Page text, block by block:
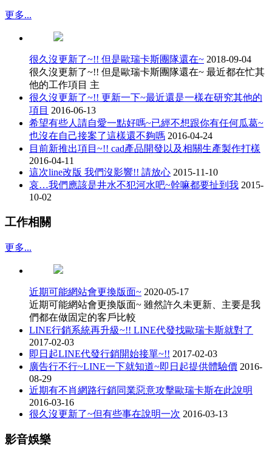
更多...
很久沒更新了~!! 但是歐瑞卡斯團隊還在~ 2018-09-04
很久沒更新了~!! 但是歐瑞卡斯團隊還在~ 最近都在忙其
他的工作項目 主
很久沒更新了~!! 更新一下~最近還是一樣在研究其他的
項目 2016-06-13
希望有些人請自愛一點好嗎~已經不想跟你有任何瓜葛~
也沒在自己接案了這樣還不夠嗎 2016-04-24
目前新推出項目~!! cad產品開發以及相關生產製作打樣
2016-04-11
這次line改版 我們沒影響!! 請放心 2015-11-10
哀…我們應該是井水不犯河水吧~幹嘛都要扯到我 2015-
10-02
工作相關
更多...
近期可能網站會更換版面~ 2020-05-17
近期可能網站會更換版面~ 雖然許久未更新、主要是我
們都在做固定的客戶比較
LINE行銷系統再升級~!! LINE代發找歐瑞卡斯就對了
2017-02-03
即日起LINE代發行銷開始接單~!! 2017-02-03
廣告行不行~LINE一下就知道~即日起提供體驗價 2016-
08-29
近期有不肖網路行銷同業惡意攻擊歐瑞卡斯在此說明
2016-03-16
很久沒更新了~但有些事在說明一次 2016-03-13
影音娛樂